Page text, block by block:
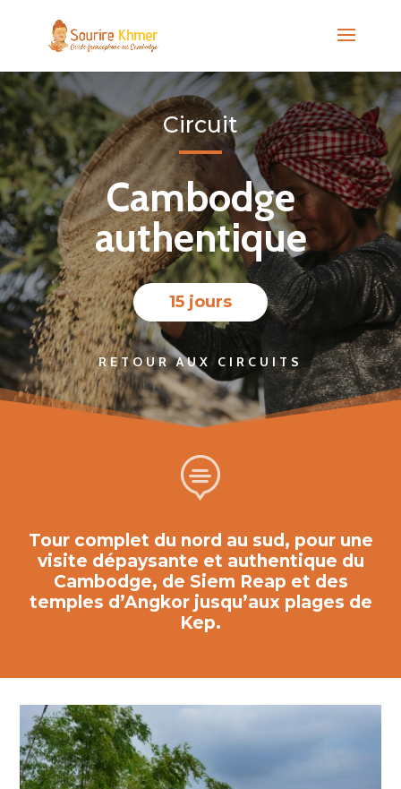
Circuit
Cambodge
authentique
15 jours
RETOUR AUX CIRCUITS

Tour complet du nord au sud, pour une
visite dépaysante et authentique du
Cambodge, de Siem Reap et des
temples d’Angkor jusqu’aux plages de
Kep.